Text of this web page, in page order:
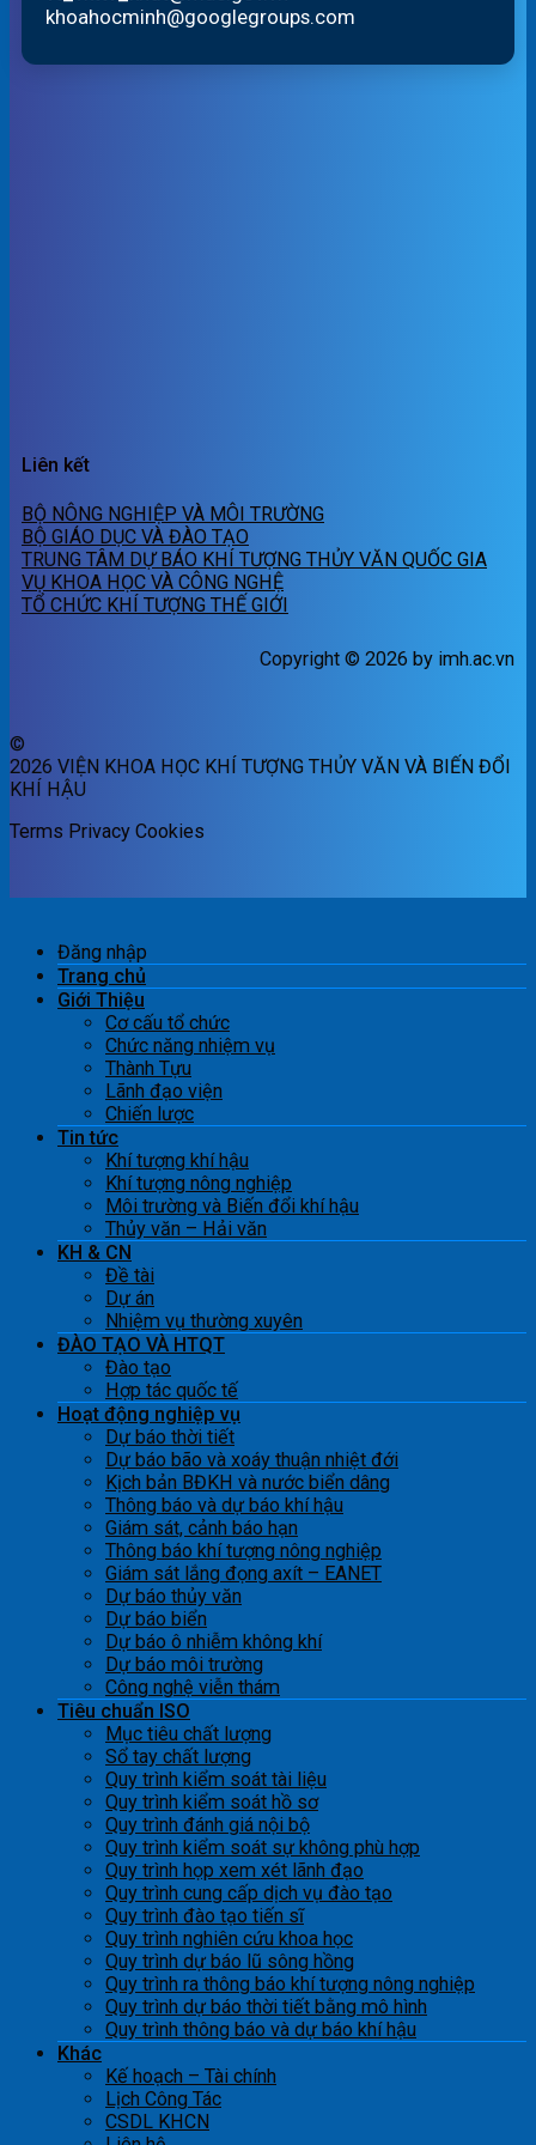
khoahocminh@googlegroups.com
Liên kết
BỘ NÔNG NGHIỆP VÀ MÔI TRƯỜNG
BỘ GIÁO DỤC VÀ ĐÀO TẠO
TRUNG TÂM DỰ BÁO KHÍ TƯỢNG THỦY VĂN QUỐC GIA
VỤ KHOA HỌC VÀ CÔNG NGHỆ
TỔ CHỨC KHÍ TƯỢNG THẾ GIỚI
Copyright © 2026 by imh.ac.vn
©
2026 VIỆN KHOA HỌC KHÍ TƯỢNG THỦY VĂN VÀ BIẾN ĐỔI
KHÍ HẬU
Terms Privacy Cookies
Đăng nhập
Trang chủ
Giới Thiệu
Cơ cấu tổ chức
Chức năng nhiệm vụ
Thành Tựu
Lãnh đạo viện
Chiến lược
Tin tức
Khí tượng khí hậu
Khí tượng nông nghiệp
Môi trường và Biến đổi khí hậu
Thủy văn – Hải văn
KH & CN
Đề tài
Dự án
Nhiệm vụ thường xuyên
ĐÀO TẠO VÀ HTQT
Đào tạo
Hợp tác quốc tế
Hoạt động nghiệp vụ
Dự báo thời tiết
Dự báo bão và xoáy thuận nhiệt đới
Kịch bản BĐKH và nước biển dâng
Thông báo và dự báo khí hậu
Giám sát, cảnh báo hạn
Thông báo khí tượng nông nghiệp
Giám sát lắng đọng axít – EANET
Dự báo thủy văn
Dự báo biển
Dự báo ô nhiễm không khí
Dự báo môi trường
Công nghệ viễn thám
Tiêu chuẩn ISO
Mục tiêu chất lượng
Sổ tay chất lượng
Quy trình kiểm soát tài liệu
Quy trình kiểm soát hồ sơ
Quy trình đánh giá nội bộ
Quy trình kiểm soát sự không phù hợp
Quy trình họp xem xét lãnh đạo
Quy trình cung cấp dịch vụ đào tạo
Quy trình đào tạo tiến sĩ
Quy trình nghiên cứu khoa học
Quy trình dự báo lũ sông hồng
Quy trình ra thông báo khí tượng nông nghiệp
Quy trình dự báo thời tiết bằng mô hình
Quy trình thông báo và dự báo khí hậu
Khác
Kế hoạch – Tài chính
Lịch Công Tác
CSDL KHCN